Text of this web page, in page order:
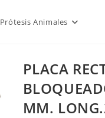
Prótesis Animales
PLACA
MM.